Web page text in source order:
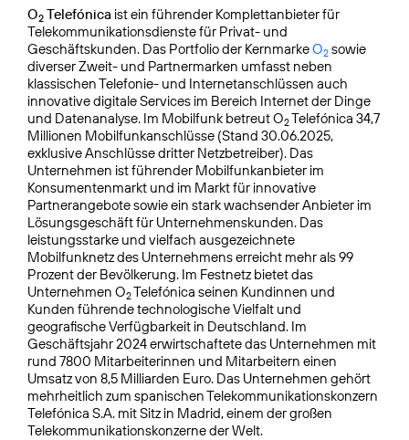
O2 Telefónica ist ein führender Komplettanbieter für
Telekommunikationsdienste für Privat- und
Geschäftskunden. Das Portfolio der KernmarkeO2 sowie
diverser Zweit- und Partnermarken umfasst neben
klassischen Telefonie- und Internetanschlüssen auch
innovative digitale Services im Bereich Internet der Dinge
und Datenanalyse. Im Mobilfunk betreut O2Telefónica 34,7
Millionen Mobilfunkanschlüsse (Stand 30.06.2025,
exklusive Anschlüsse dritter Netzbetreiber). Das
Unternehmen ist führender Mobilfunkanbieter im
Konsumentenmarkt und im Markt für innovative
Partnerangebote sowie ein stark wachsender Anbieter im
Lösungsgeschäft für Unternehmenskunden. Das
leistungsstarke und vielfach ausgezeichnete
Mobilfunknetz des Unternehmens erreicht mehr als 99
Prozent der Bevölkerung. Im Festnetz bietet das
Unternehmen O2Telefónica seinen Kundinnen und
Kunden führende technologische Vielfalt und
geografische Verfügbarkeit in Deutschland. Im
Geschäftsjahr 2024 erwirtschaftete das Unternehmen mit
rund 7800 Mitarbeiterinnen und Mitarbeitern einen
Umsatz von 8,5 Milliarden Euro. Das Unternehmen gehört
mehrheitlich zum spanischen Telekommunikationskonzern
Telefónica S.A. mit Sitz in Madrid, einem der großen
Telekommunikationskonzerne der Welt.